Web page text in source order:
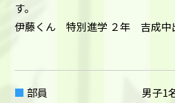
す。
伊藤くん 特別進学 ２年 吉成中
部員 男子1